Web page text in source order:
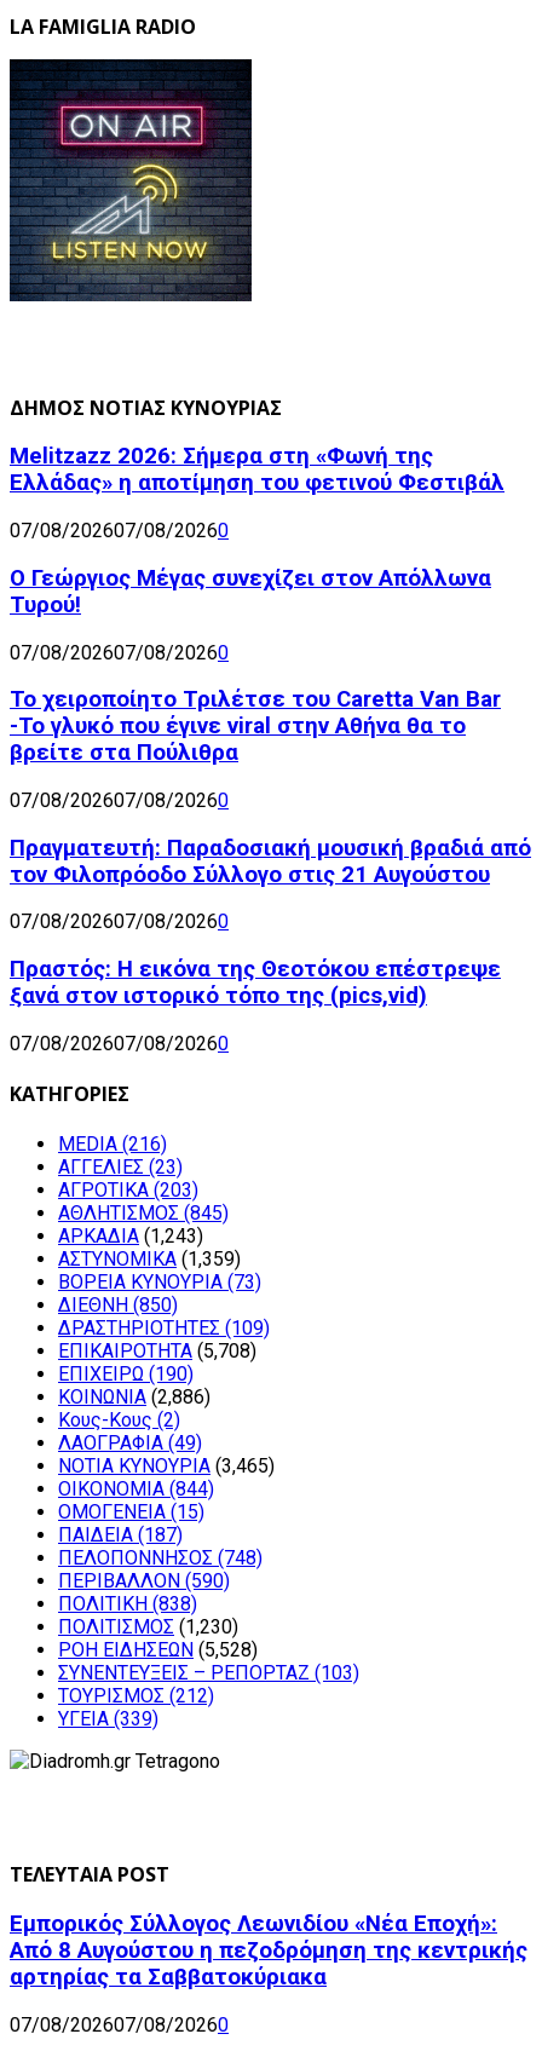
LA FAMIGLIA RADIO
ΔΗΜΟΣ ΝΟΤΙΑΣ ΚΥΝΟΥΡΙΑΣ
Melitzazz 2026: Σήμερα στη «Φωνή της
Ελλάδας» η αποτίμηση του φετινού Φεστιβάλ
07/08/202607/08/20260
Ο Γεώργιος Μέγας συνεχίζει στον Απόλλωνα
Τυρού!
07/08/202607/08/20260
Το χειροποίητο Τριλέτσε του Caretta Van Bar
-Το γλυκό που έγινε viral στην Αθήνα θα το
βρείτε στα Πούλιθρα
07/08/202607/08/20260
Πραγματευτή: Παραδοσιακή μουσική βραδιά από
τον Φιλοπρόοδο Σύλλογο στις 21 Αυγούστου
07/08/202607/08/20260
Πραστός: Η εικόνα της Θεοτόκου επέστρεψε
ξανά στον ιστορικό τόπο της (pics,vid)
07/08/202607/08/20260
ΚΑΤΗΓΟΡΙΕΣ
MEDIA (216)
ΑΓΓΕΛΙΕΣ (23)
ΑΓΡΟΤΙΚΑ (203)
ΑΘΛΗΤΙΣΜΟΣ (845)
ΑΡΚΑΔΙΑ (1,243)
ΑΣΤΥΝΟΜΙΚΑ (1,359)
ΒΟΡΕΙΑ ΚΥΝΟΥΡΙΑ (73)
ΔΙΕΘΝΗ (850)
ΔΡΑΣΤΗΡΙΟΤΗΤΕΣ (109)
ΕΠΙΚΑΙΡΟΤΗΤΑ (5,708)
ΕΠΙΧΕΙΡΩ (190)
ΚΟΙΝΩΝΙΑ (2,886)
Κους-Κους (2)
ΛΑΟΓΡΑΦΙΑ (49)
ΝΟΤΙΑ ΚΥΝΟΥΡΙΑ (3,465)
ΟΙΚΟΝΟΜΙΑ (844)
ΟΜΟΓΕΝΕΙΑ (15)
ΠΑΙΔΕΙΑ (187)
ΠΕΛΟΠΟΝΝΗΣΟΣ (748)
ΠΕΡΙΒΑΛΛΟΝ (590)
ΠΟΛΙΤΙΚΗ (838)
ΠΟΛΙΤΙΣΜΟΣ (1,230)
ΡΟΗ ΕΙΔΗΣΕΩΝ (5,528)
ΣΥΝΕΝΤΕΥΞΕΙΣ – ΡΕΠΟΡΤΑΖ (103)
ΤΟΥΡΙΣΜΟΣ (212)
ΥΓΕΙΑ (339)
ΤΕΛΕΥΤΑΙΑ POST
Εμπορικός Σύλλογος Λεωνιδίου «Νέα Εποχή»:
Από 8 Αυγούστου η πεζοδρόμηση της κεντρικής
αρτηρίας τα Σαββατοκύριακα
07/08/202607/08/20260